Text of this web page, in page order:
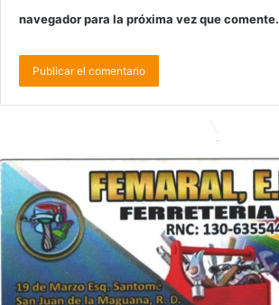
navegador para la próxima vez que comente.